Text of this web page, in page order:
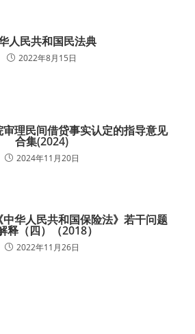
人民共和国民法典
2022年8月15日
理民间借贷事实认定的指导意见
合集(2024)
2024年11月20日
华人民共和国保险法》若干问题
释（四）（2018）
2022年11月26日